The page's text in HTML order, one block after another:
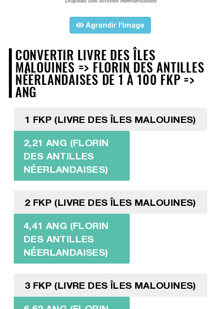
Agrandir l'image
CONVERTIR LIVRE DES ÎLES
MALOUINES => FLORIN DES ANTILLES
NÉERLANDAISES DE 1 À 100 FKP =>
ANG
1 FKP (LIVRE DES ÎLES MALOUINES)
2,21 ANG (FLORIN
DES ANTILLES
NÉERLANDAISES)
2 FKP (LIVRE DES ÎLES MALOUINES)
4,41 ANG (FLORIN
DES ANTILLES
NÉERLANDAISES)
3 FKP (LIVRE DES ÎLES MALOUINES)